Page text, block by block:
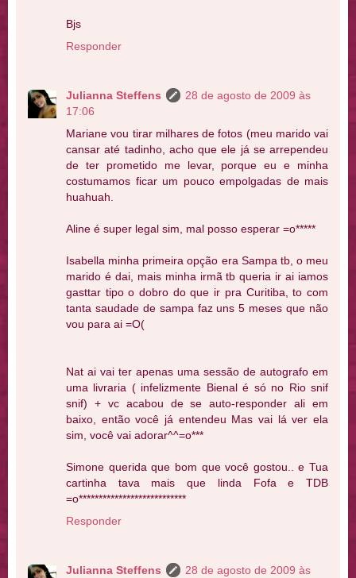
Bjs
Responder
Julianna Steffens
28 de agosto de 2009 às
17:06
Mariane vou tirar milhares de fotos (meu marido vai
cansar até tadinho, acho que ele já se arrependeu
de ter prometido me levar, porque eu e minha
costumamos ficar um pouco empolgadas de mais
huahuah.
Aline é super legal sim, mal posso esperar =o*****
Isabella minha primeira opção era Sampa tb, o meu
marido é dai, mais minha irmã tb queria ir ai iamos
gasttar tipo o dobro do que ir pra Curitiba, to com
tanta saudade de sampa faz uns 5 meses que não
vou para ai =O(
Nat ai vai ter apenas uma sessão de autografo em
uma livraria ( infelizmente Bienal é só no Rio snif
snif) + vc acabou de se auto-responder ali em
baixo, então você já entendeu Mas vai lá ver ela
sim, você vai adorar^^=o***
Simone querida que bom que você gostou.. e Tua
cartinha tava mais que linda Fofa e TDB
=o***************************
Responder
Julianna Steffens
28 de agosto de 2009 às